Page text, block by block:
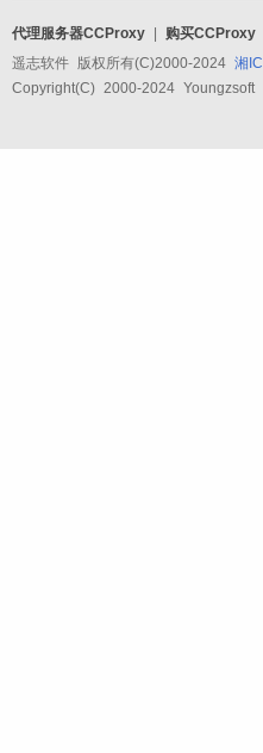
代理服务器CCProxy 购买CCProxy
遥志软件 版权所有(C)2000-2024 湘
Copyright(C) 2000-2024